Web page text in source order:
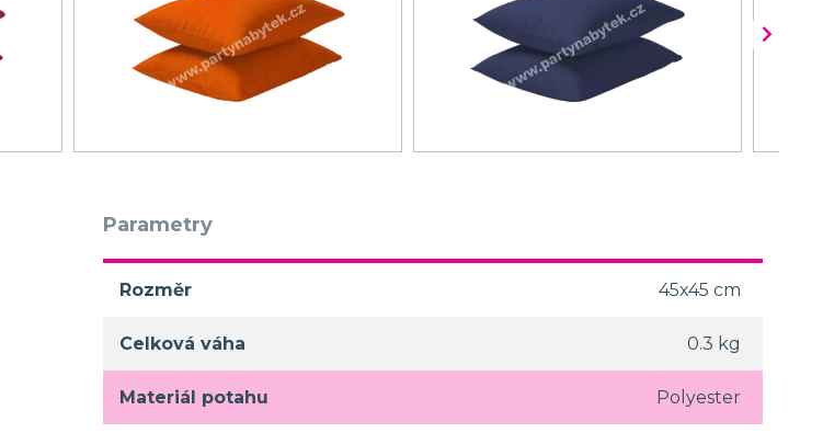
Parametry
Rozměr 45x45 cm
Celková váha 0.3 kg
Materiál potahu Polyester